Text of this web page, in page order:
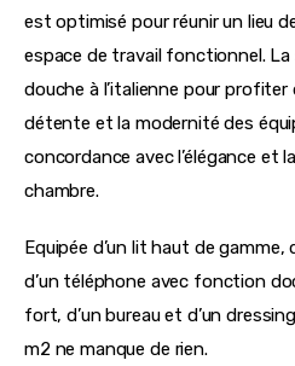
est optimisé pour réunir un lieu
espace de travail fonctionnel.
douche à l’italienne pour profiter
détente et la modernité des
concordance avec l’élégance et
chambre.
Equipée d’un lit haut de gamme,
d’un téléphone avec fonction
fort, d’un bureau et d’un
m2 ne manque de rien.